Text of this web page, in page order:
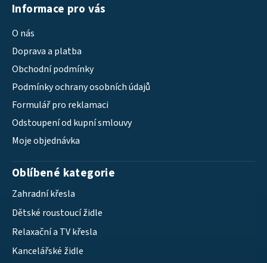
Informace pro vás
O nás
Doprava a platba
Obchodní podmínky
Podmínky ochrany osobních údajů
Formulář pro reklamaci
Odstoupení od kupní smlouvy
Moje objednávka
Oblíbené kategorie
Zahradní křesla
Dětské roustoucí židle
Relaxační a TV křesla
Kancelářské židle